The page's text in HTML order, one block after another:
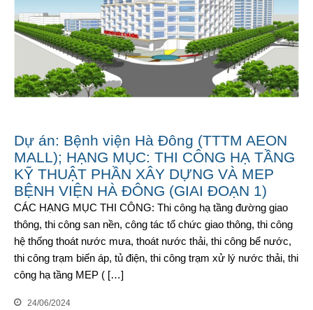
Dự án: Bệnh viện Hà Đông (TTTM AEON
MALL); HẠNG MỤC: THI CÔNG HẠ TẦNG
KỸ THUẬT PHẦN XÂY DỰNG VÀ MEP
BỆNH VIỆN HÀ ĐÔNG (GIAI ĐOẠN 1)
CÁC HẠNG MỤC THI CÔNG: Thi công hạ tầng đường giao
thông, thi công san nền, công tác tổ chức giao thông, thi công
hệ thống thoát nước mưa, thoát nước thải, thi công bể nước,
thi công trạm biến áp, tủ điện, thi công trạm xử lý nước thải, thi
công hạ tầng MEP ( […]
24/06/2024